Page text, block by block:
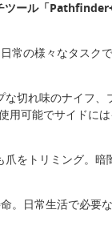
ツール「
常の様々なタスク
切れ味のナイフ、
用可能でサイドに
をトリミング。暗
。日常生活で必要